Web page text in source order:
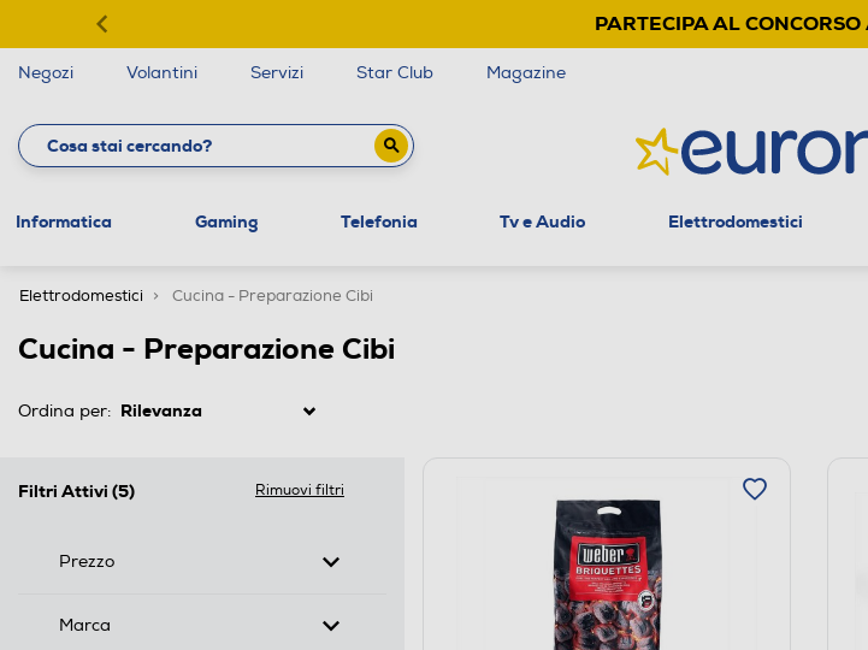
PARTECIPA AL
Negozi Volantini Servizi Star Club Magazine
Informatica Gaming Telefonia Tv e Audio Elettrodomestici
Elettrodomestici Cucina - Preparazione Cibi
Cucina - Preparazione Cibi
Ordina per:
Filtri Attivi (5) Rimuovi filtri
Prezzo
Marca